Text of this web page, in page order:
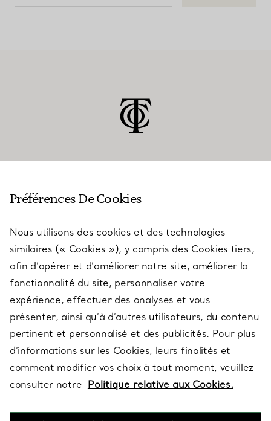
SERVICES
À PROPOS
QUESTIONS LÉGALES
SUIVEZ-NOUS
Préférences De Cookies
Nous utilisons des cookies et des technologies
similaires (« Cookies »), y compris des Cookies tiers,
afin d’opérer et d’améliorer notre site, améliorer la
fonctionnalité du site, personnaliser votre
expérience, effectuer des analyses et vous
présenter, ainsi qu’à d’autres utilisateurs, du contenu
pertinent et personnalisé et des publicités. Pour plus
d’informations sur les Cookies, leurs finalités et
comment modifier vos choix à tout moment, veuillez
consulter notre Politique relative aux Cookies.